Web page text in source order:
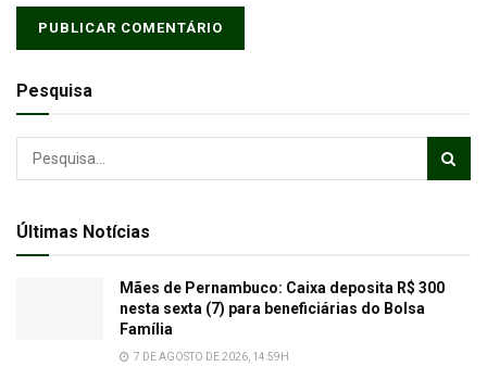
Pesquisa
Últimas Notícias
Mães de Pernambuco: Caixa deposita R$ 300
nesta sexta (7) para beneficiárias do Bolsa
Família
7 DE AGOSTO DE 2026, 14:59H